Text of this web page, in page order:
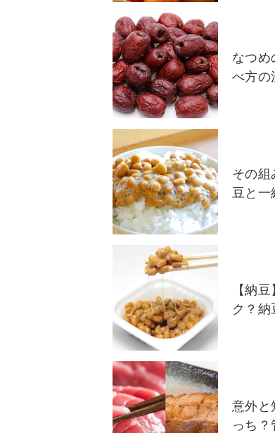
なつめ
べ方の
その組
豆と一
【納
ク？
意外と
っち？